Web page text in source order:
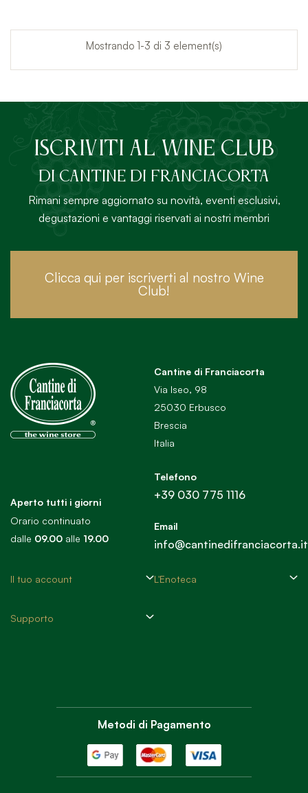
Mostrando 1-3 di 3 element(s)
ISCRIVITI AL Wine Club
DI Cantine di Franciacorta
Rimani sempre aggiornato su novità, eventi esclusivi,
degustazioni e vantaggi riservati ai nostri membri
Clicca qui per iscriverti al nostro Wine
Club!
Aperto tutti i giorni
Orario continuato
dalle 09.00 alle 19.00
Cantine di Franciacorta
Via Iseo, 98
25030 Erbusco
Brescia
Italia
Telefono
+39 030 775 1116
Email
info@cantinedifranciacorta.it
Il tuo account L'Enoteca
Supporto
Metodi di Pagamento